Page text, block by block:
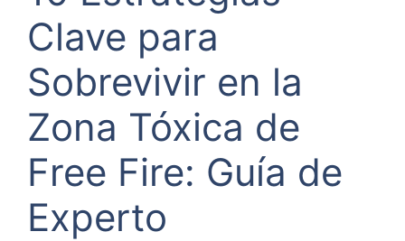
Clave para
Sobrevivir en la
Zona Tóxica de
Free Fire: Guía de
Experto